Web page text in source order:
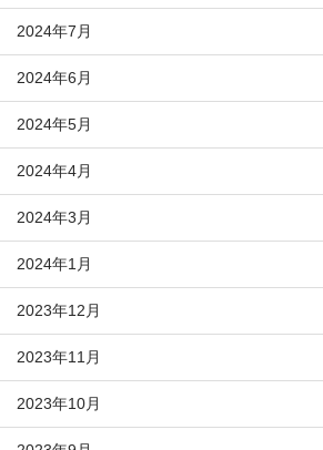
2024年7月
2024年6月
2024年5月
2024年4月
2024年3月
2024年1月
2023年12月
2023年11月
2023年10月